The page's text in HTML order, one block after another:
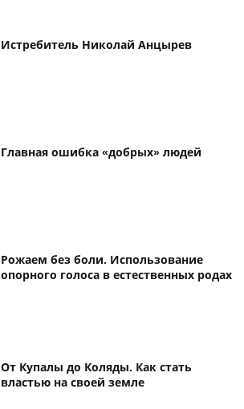
Истребитель Николай Анцырев
Главная ошибка «добрых» людей
Рожаем без боли. Использование
опорного голоса в естественных родах
От Купалы до Коляды. Как стать
властью на своей земле